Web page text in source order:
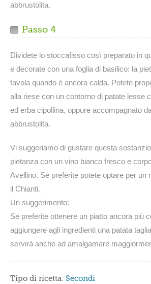
abbrustolita.
Passo 4
Dividete lo stoccafisso così preparato in
e decorate con una foglia di basilico: la
tavola quando è ancora calda. Potete
alla riese con un contorno di patate lesse
ed erba cipollina, oppure accompagnato
abbrustolita.
Vi suggeriamo di gustare questa
pietanza con un vino bianco fresco e
Avellino. Se preferite potete optare per un
il Chianti.
Un suggerimento:
Se preferite ottenere un piatto ancora più
aggiungere agli ingredienti una patata
servirà anche ad amalgamare
Tipo di ricetta: Secondi